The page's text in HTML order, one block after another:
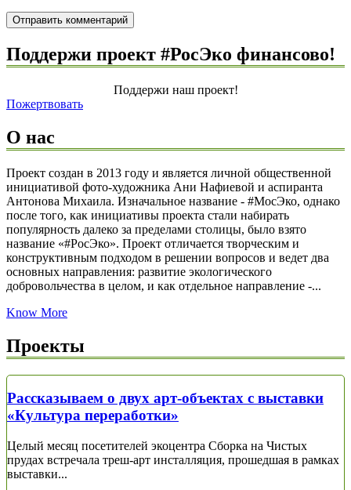
Поддержи проект #РосЭко финансово!
Поддержи наш проект!
Пожертвовать
О нас
Проект создан в 2013 году и является личной общественной
инициативой фото-художника Ани Нафиевой и аспиранта
Антонова Михаила. Изначальное название - #МосЭко, однако
после того, как инициативы проекта стали набирать
популярность далеко за пределами столицы, было взято
название «#РосЭко». Проект отличается творческим и
конструктивным подходом в решении вопросов и ведет два
основных направления: развитие экологического
добровольчества в целом, и как отдельное направление -...
Know More
Проекты
Рассказываем о двух арт-объектах с выставки
«Культура переработки»
Целый месяц посетителей экоцентра Сборка на Чистых
прудах встречала треш-арт инсталляция, прошедшая в рамках
выставки...